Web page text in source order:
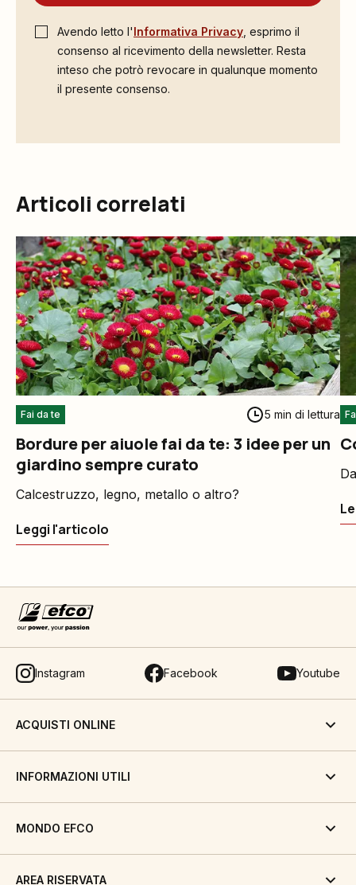
Avendo letto l'Informativa Privacy , esprimo il
consenso al ricevimento della newsletter. Resta
inteso che potrò revocare in qualunque momento
il presente consenso.
Articoli correlati
Fai da te 5 min di lettura
Bordure per aiuole fai da te: 3 idee per un
giardino sempre curato
Calcestruzzo, legno, metallo o altro?
Leggi l'articolo
Instagram Facebook Youtube
ACQUISTI ONLINE
INFORMAZIONI UTILI
MONDO EFCO
AREA RISERVATA